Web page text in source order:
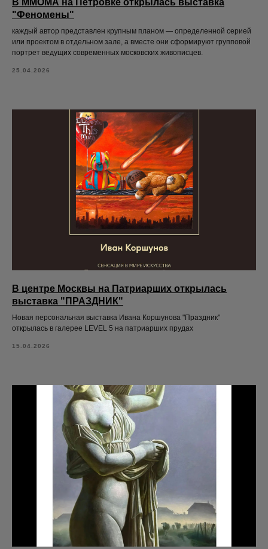
В ММОМА на Петровке открылась выставка
"Феномены"
каждый автор представлен крупным планом — определенной серией
или проектом в отдельном зале, а вместе они сформируют групповой
портрет ведущих современных московских живописцев.
25.04.2026
В центре Москвы на Патриарших открылась
выставка "ПРАЗДНИК"
Новая персональная выставка Ивана Коршунова "Праздник"
открылась в галерее LEVEL 5 на патриарших прудах
15.04.2026